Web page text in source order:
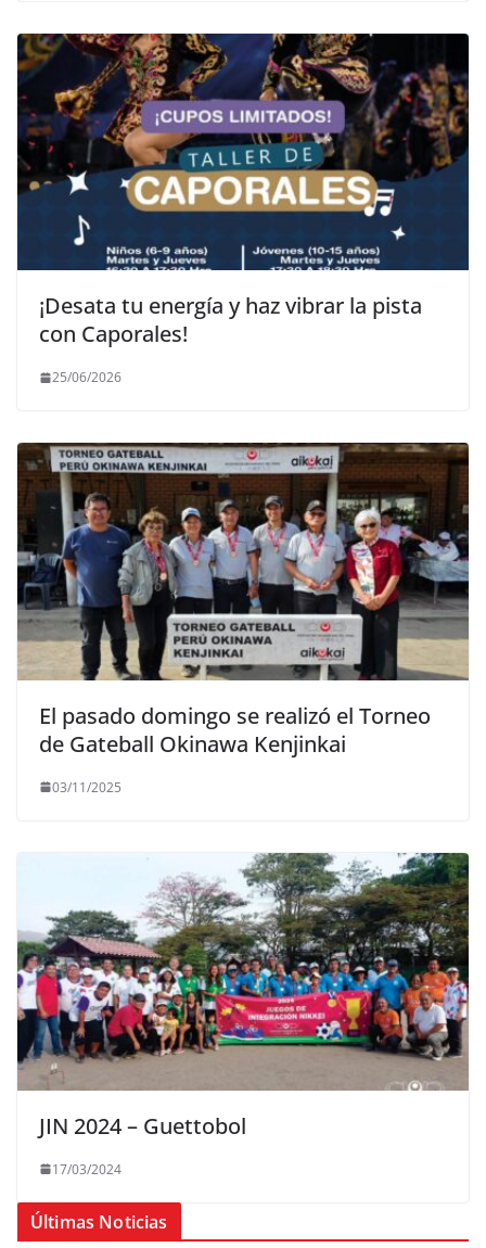
¡Desata tu energía y haz vibrar la pista
con Caporales!
25/06/2026
El pasado domingo se realizó el Torneo
de Gateball Okinawa Kenjinkai
03/11/2025
JIN 2024 – Guettobol
17/03/2024
Últimas Noticias